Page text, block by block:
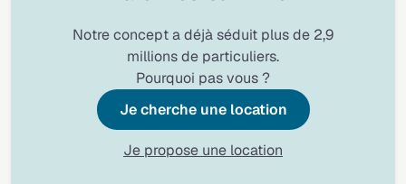
Notre concept a déjà séduit plus de 2,9
millions de particuliers.
Pourquoi pas vous ?
Je cherche une location
Je propose une location